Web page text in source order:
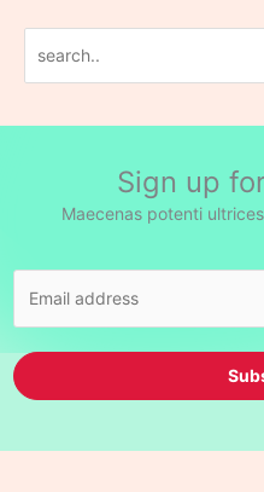
Sign up
Maecenas potenti